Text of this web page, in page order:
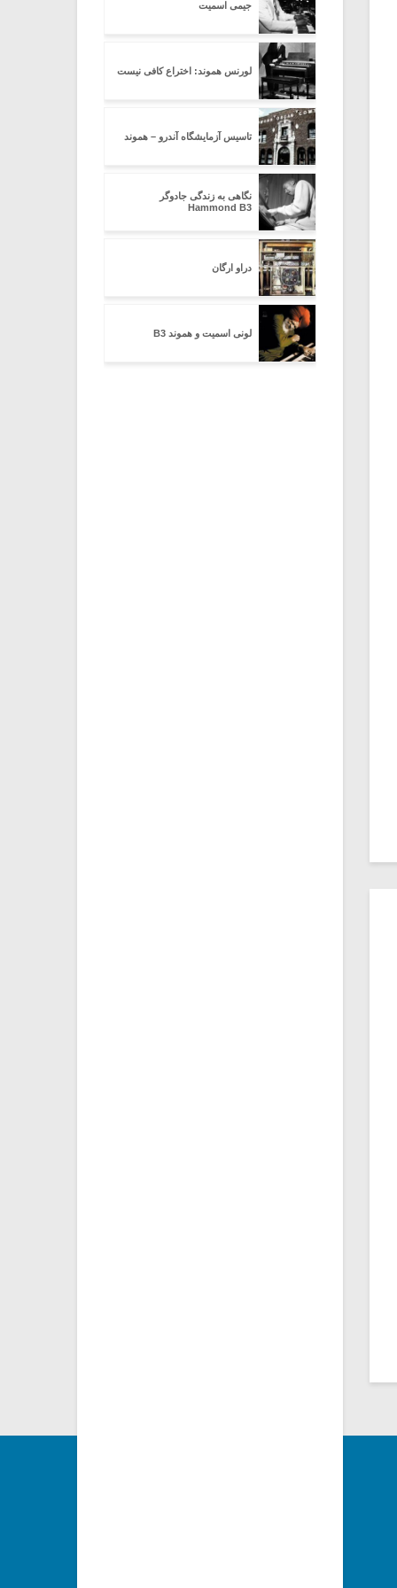
جیمی اسمیت
لورنس هموند: اختراع کافی نیست
تاسیس آزمایشگاه آندرو – هموند
نگاهی به زندگی جادوگر
Hammond B3
دراو ارگان
لونی اسمیت و هموند B3